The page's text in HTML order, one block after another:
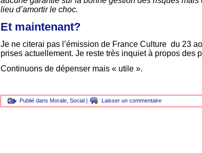
lieu d’amortir le choc.
Et maintenant?
Je ne citerai pas l’émission de France Culture du 23
prises actuellement. Je reste très inquiet à propos des
Continuons de dépenser mais « utile ».
Publié dans Morale Social | Laisser un commentaire